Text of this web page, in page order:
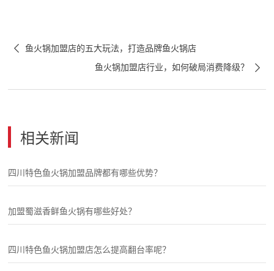
鱼火锅加盟店的五大玩法，打造品牌鱼火锅店

鱼火锅加盟店行业，如何破局消费降级？
相关新闻
四川特色鱼火锅加盟品牌都有哪些优势？
加盟蜀滋香鲜鱼火锅有哪些好处？
四川特色鱼火锅加盟店怎么提高翻台率呢？